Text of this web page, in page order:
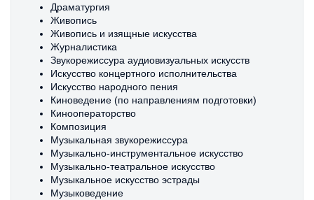
Драматургия
Живопись
Живопись и изящные искусства
Журналистика
Звукорежиссура аудиовизуальных искусств
Искусство концертного исполнительства
Искусство народного пения
Киноведение (по направлениям подготовки)
Кинооператорство
Композиция
Музыкальная звукорежиссура
Музыкально-инструментальное искусство
Музыкально-театральное искусство
Музыкальное искусство эстрады
Музыковедение